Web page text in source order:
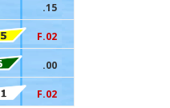
.15
F.02
.00
F.02